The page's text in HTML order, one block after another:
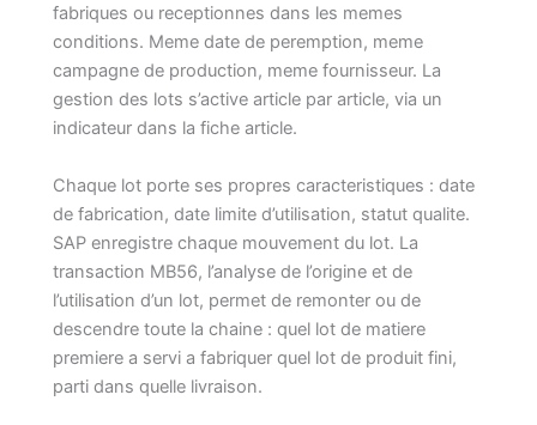
fabriques ou receptionnes dans les memes
conditions. Meme date de peremption, meme
campagne de production, meme fournisseur. La
gestion des lots s’active article par article, via un
indicateur dans la fiche article.
Chaque lot porte ses propres caracteristiques : date
de fabrication, date limite d’utilisation, statut qualite.
SAP enregistre chaque mouvement du lot. La
transaction MB56, l’analyse de l’origine et de
l’utilisation d’un lot, permet de remonter ou de
descendre toute la chaine : quel lot de matiere
premiere a servi a fabriquer quel lot de produit fini,
parti dans quelle livraison.